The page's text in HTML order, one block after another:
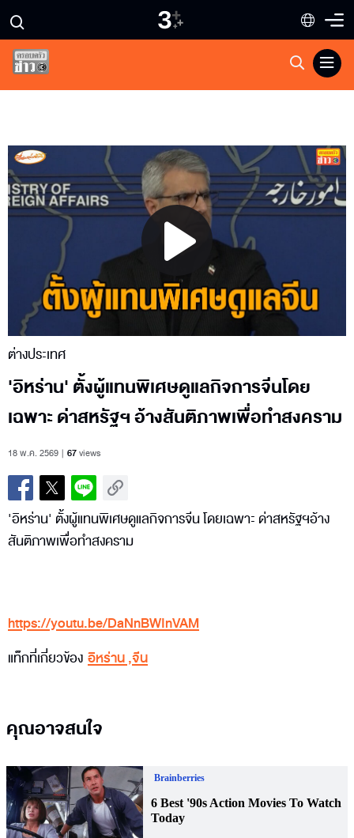
Play
Video
ต่างประเทศ
'อิหร่าน' ตั้งผู้แทนพิเศษดูแลกิจการจีนโดย
เฉพาะ ด่าสหรัฐฯ อ้างสันติภาพเพื่อทำสงคราม
18 พ.ค. 2569 67views
'อิหร่าน' ตั้งผู้แทนพิเศษดูแลกิจการจีน โดยเฉพาะ ด่าสหรัฐฯอ้าง
สันติภาพเพื่อทำสงคราม
https://youtu.be/DaNnBWInVAM
แท็กที่เกี่ยวข้อง อิหร่าน,จีน
คุณอาจสนใจ